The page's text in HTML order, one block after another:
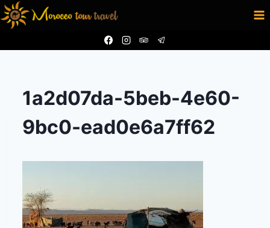
Aller
au
1a2d07da-5beb-4e60-
9bc0-ead0e6a7ff62